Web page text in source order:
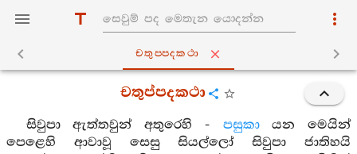
චතුප‍්පදකථා
චතුප්පදකථා
සිවුපා ඇත්තවුන් අතුරෙහි - පසුකායන මෙයින්
පෙළෙහි ආවාවූ සෙසු සියල්ලෝ සිවුපා ජාතිහයි